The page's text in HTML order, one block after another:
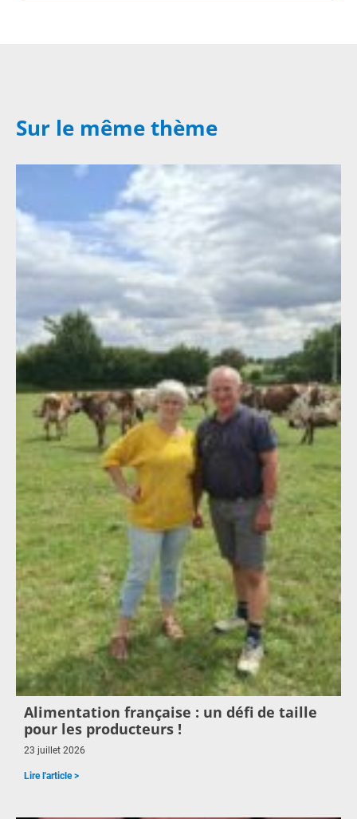
Sur le même thème
Alimentation française : un défi de taille
pour les producteurs !
23 juillet 2026
Lire l'article >